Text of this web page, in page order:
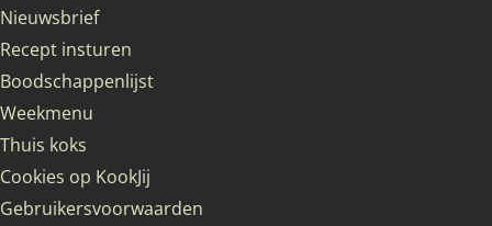
Nieuwsbrief
Recept insturen
Boodschappenlijst
Weekmenu
Thuis koks
Cookies op KookJij
Gebruikersvoorwaarden